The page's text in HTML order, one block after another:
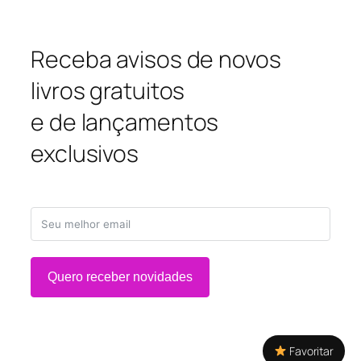
Receba avisos de novos
livros gratuitos
e de lançamentos
exclusivos
Quero receber novidades
Favoritar